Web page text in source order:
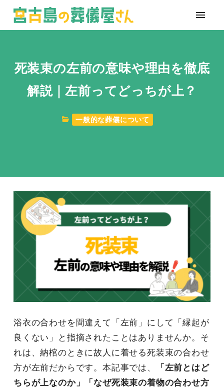
死装束の左前の意味や理由を徹底
解説｜左前ってどっちが上？
一般的な葬儀について
浴衣の合わせを間違えて「左前」にして「縁起が
良くない」と指摘されたことはありませんか。そ
れは、納棺のときに故人に着せる死装束の合わせ
方が左前だからです。本記事では、
「左前とはど
ちらが上なのか」「なぜ死装束の着物の合わせ方